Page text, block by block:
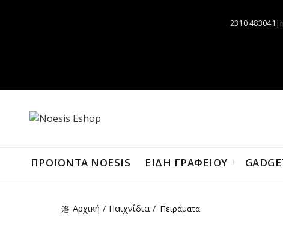
2310
ΠΡΟΪΌΝΤΑ NOESIS ΕΙΔΗ ΓΡΑΦΕΙΟΥ
Αρχική Παιχνίδια Πειράματα